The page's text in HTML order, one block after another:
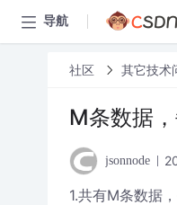
导航
社区 其它技术
M条数据
jsonnode
1.共有M条数据